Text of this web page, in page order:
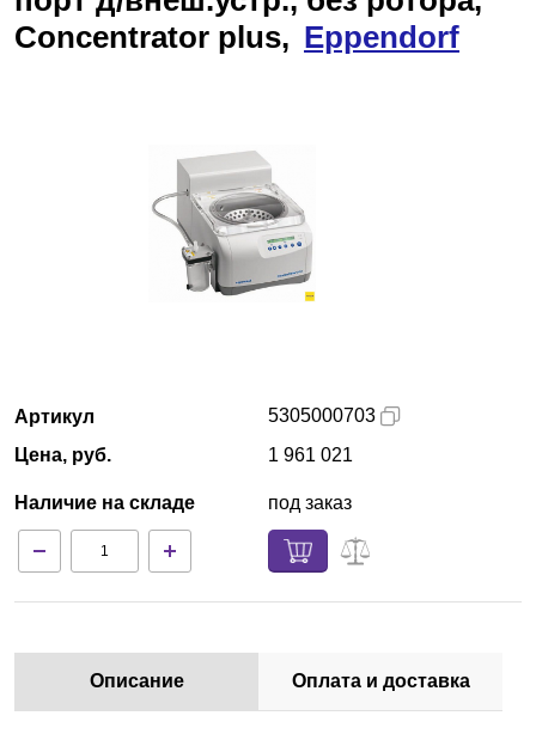
Казань
Доставка и оплата
Контакты
Concentrator plus, Eppendorf
Артикул
Цена, руб.
Наличие на складе
5305000703
1 961 021
под заказ
Описание Оплата и доставка